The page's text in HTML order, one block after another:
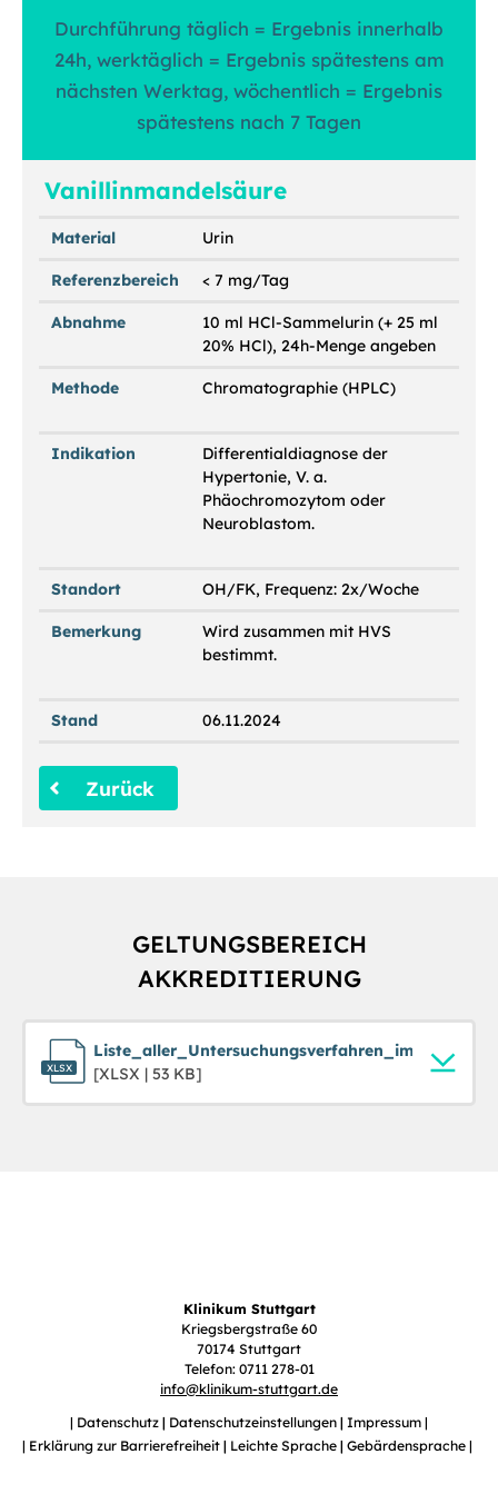
Durchführung täglich = Ergebnis innerhalb
24h, werktäglich = Ergebnis spätestens am
nächsten Werktag, wöchentlich = Ergebnis
spätestens nach 7 Tagen
Vanillinmandelsäure
Material Urin
Referenzbereich < 7 mg/Tag
Abnahme
10 ml HCl-Sammelurin (+ 25 ml
20% HCl), 24h-Menge angeben
Methode Chromatographie (HPLC)
Indikation
Differentialdiagnose der
Hypertonie, V. a.
Phäochromozytom oder
Neuroblastom.
Standort OH/FK, Frequenz: 2x/Woche
Bemerkung
Wird zusammen mit HVS
bestimmt.
Stand 06.11.2024
Zurück
GELTUNGSBEREICH
AKKREDITIERUNG
[XLSX | 53 KB]
Klinikum Stuttgart
Kriegsbergstraße 60
70174 Stuttgart
Telefon: 0711 278-01
info@klinikum-stuttgart.de
Datenschutz
Datenschutzeinstellungen
Impressum
Erklärung zur Barrierefreiheit
Leichte Sprache Gebärdensprache